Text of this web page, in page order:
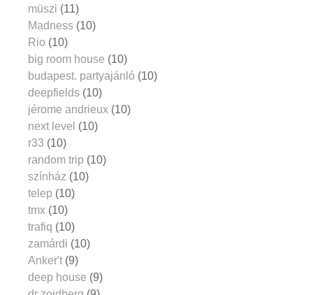
müszi (11)
Madness (10)
Rio (10)
big room house (10)
budapest. partyajánló (10)
deepfields (10)
jérome andrieux (10)
next level (10)
r33 (10)
random trip (10)
színház (10)
telep (10)
tmx (10)
trafiq (10)
zamárdi (10)
Anker't (9)
deep house (9)